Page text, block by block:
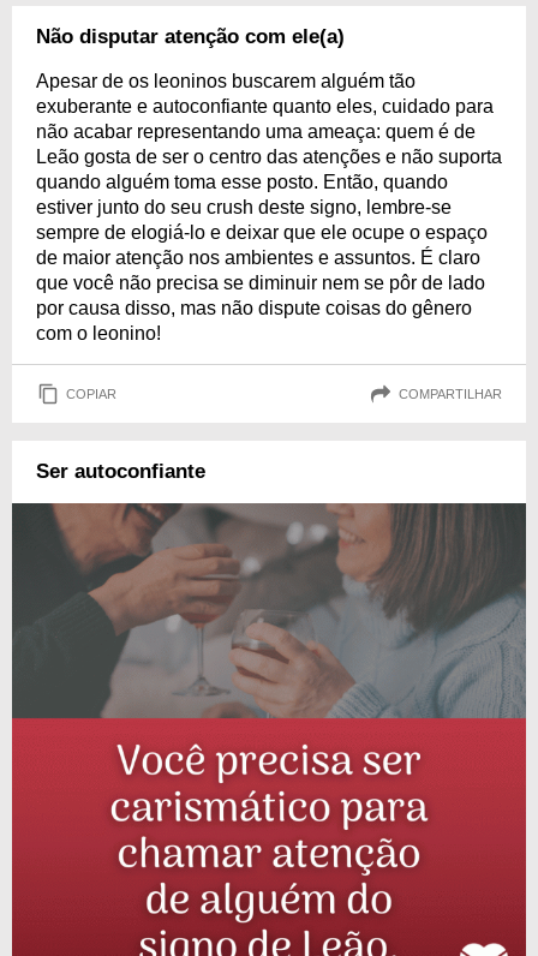
Não disputar atenção com ele(a)
Apesar de os leoninos buscarem alguém tão
exuberante e autoconfiante quanto eles, cuidado para
não acabar representando uma ameaça: quem é de
Leão gosta de ser o centro das atenções e não suporta
quando alguém toma esse posto. Então, quando
estiver junto do seu crush deste signo, lembre-se
sempre de elogiá-lo e deixar que ele ocupe o espaço
de maior atenção nos ambientes e assuntos. É claro
que você não precisa se diminuir nem se pôr de lado
por causa disso, mas não dispute coisas do gênero
com o leonino!
COPIAR COMPARTILHAR
Ser autoconfiante